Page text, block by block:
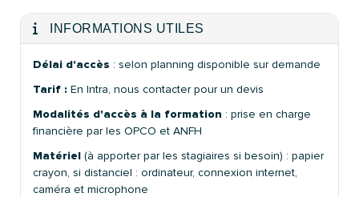
INFORMATIONS UTILES
Délai d'accès : selon planning disponible sur demande
Tarif : En Intra, nous contacter pour un devis
Modalités d'accès à la formation : prise en charge
financière par les OPCO et ANFH
Matériel (à apporter par les stagiaires si besoin) : papier
crayon, si distanciel : ordinateur, connexion internet,
caméra et microphone